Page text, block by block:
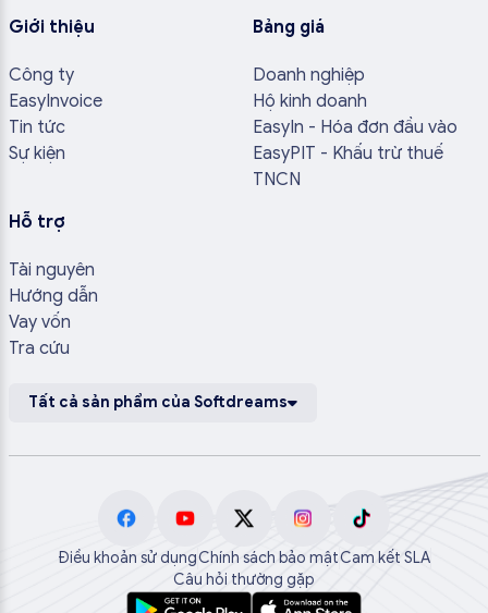
Giới thiệu
Công ty
EasyInvoice
Tin tức
Sự kiện
Bảng giá
Doanh nghiệp
Hộ kinh doanh
EasyIn - Hóa đơn đầu vào
EasyPIT - Khấu trừ thuế
TNCN
Hỗ trợ
Tài nguyên
Hướng dẫn
Vay vốn
Tra cứu
Tất cả sản phẩm của Softdreams
Điều khoản sử dụngChính sách bảo mậtCam kết SLA
Câu hỏi thường gặp